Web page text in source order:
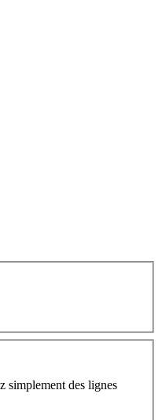
simplement des lignes